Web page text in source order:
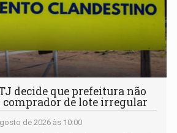
decide que prefeitura não
de lote irregular
de 2026 às 10:00